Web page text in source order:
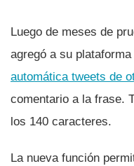
Luego de meses de
agregó a su
automática tweets de
comentario a la frase.
los 140 caracteres.
La nueva función